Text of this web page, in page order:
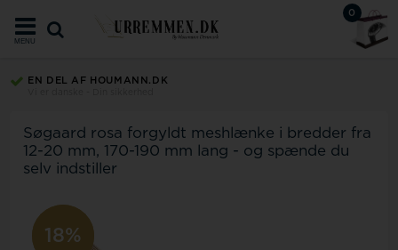
0
MENU
EN DEL AF HOUMANN.DK
Søgaard rosa forgyldt meshlænke i bredder fra
12-20 mm, 170-190 mm lang - og spænde du
selv indstiller
4%
18%